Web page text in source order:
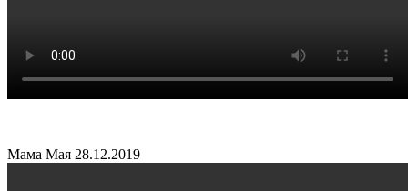
Мама Мая 28.12.2019